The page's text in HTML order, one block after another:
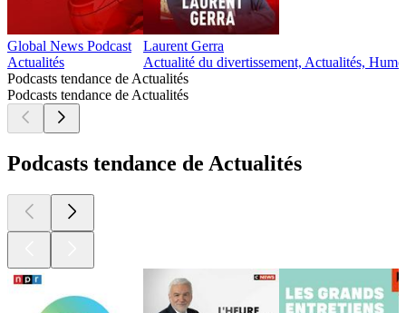
Global News Podcast
Actualités
Laurent Gerra
Actualité du divertissement, Actualités,
Podcasts tendance de Actualités
Podcasts tendance de Actualités
Podcasts tendance de Actualités